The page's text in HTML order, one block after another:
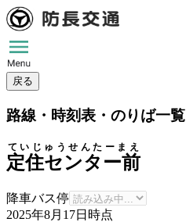
戻る
路線・時刻表・のりば一覧
定住センター前
ていじゅうせんたーまえ
降車バス停
2025年8月17日 時点